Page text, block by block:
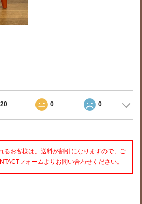
20 0 0
るお客様は、送料が割引になりますので、ご
フォームよりお問い合わせください。